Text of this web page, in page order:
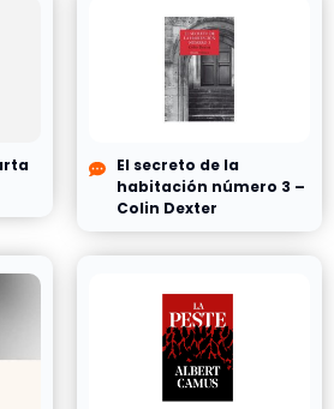
El secreto de la
habitación número 3 –
Colin Dexter